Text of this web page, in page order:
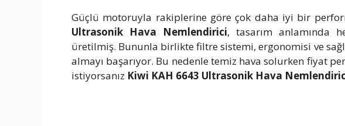
Güçlü motoruyla rakiplerine göre çok daha iyi bir
Ultrasonik Hava Nemlendirici, tasarım anlamında
üretilmiş. Bununla birlikte filtre sistemi, ergonomisi ve
almayı başarıyor. Bu nedenle temiz hava solurken fiyat
istiyorsanız Kiwi KAH 6643 Ultrasonik Hava